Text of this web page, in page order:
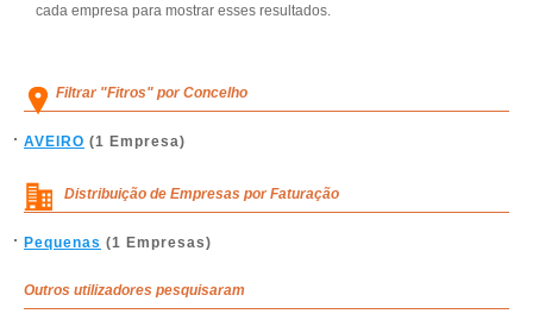
cada empresa para mostrar esses resultados.
Filtrar "Fitros" por Concelho
AVEIRO (1 Empresa)
Distribuição de Empresas por Faturação
Pequenas (1 Empresas)
Outros utilizadores pesquisaram